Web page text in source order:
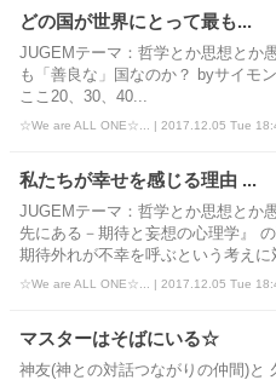
どの国が世界にとって最も...
JUGEMテーマ：哲学とか思想とか
も「善良な」国なのか？ byサイ
ここ20、30、40...
☆We are ALL ONE☆... | 2017.12.05 Tue
私たちが幸せを感じる理由 ...
JUGEMテーマ：哲学とか思想とか
先にある－期待と妄想の心理学』
期待外れが不幸を呼ぶという考えに
☆We are ALL ONE☆... | 2017.12.05 Tue
マスターはそばにいる☆
神友(神との対話つながりの仲間)と